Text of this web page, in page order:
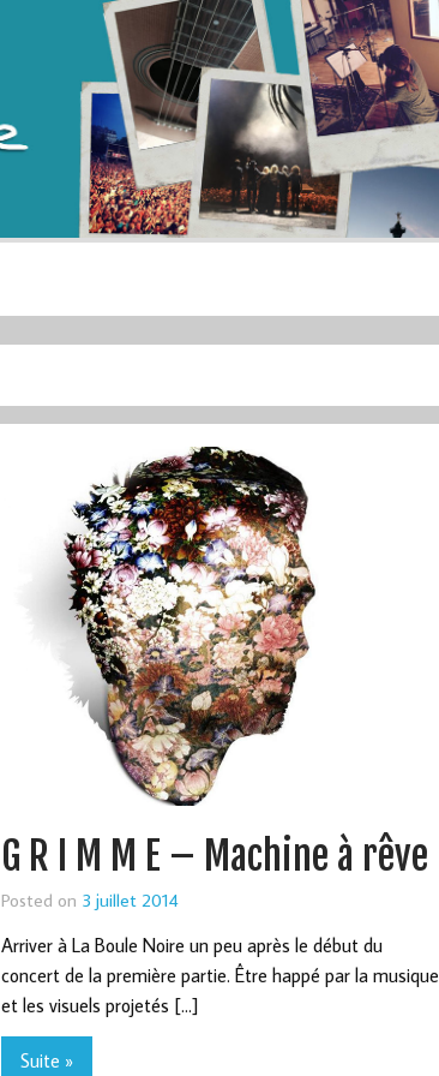
G R I M M E – Machine à rêve
Posted on 3 juillet 2014
Arriver à La Boule Noire un peu après le début du
concert de la première partie. Être happé par la musique
et les visuels projetés […]
Suite »